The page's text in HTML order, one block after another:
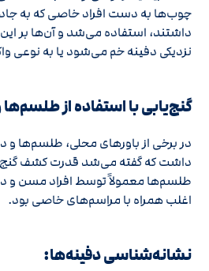
چوب‌ها به دست افراد خاصی که به
داشتند، استفاده می‌شد و آن‌ها بر
نزدیکی دفینه خم می‌شود یا به
گنج‌یابی با استفاده از
در برخی از باورهای محلی، طلسم‌ها
داشت که گفته می‌شد قدرت کشف
طلسم‌ها معمولاً توسط افراد مسن و
اغلب همراه با مراسم‌های خاصی بود.
نشانه‌شناسی دفینه‌ها: